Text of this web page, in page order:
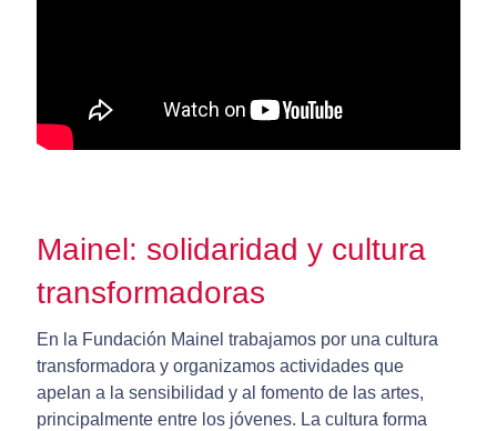
Mainel: solidaridad y cultura
transformadoras
En la Fundación Mainel trabajamos por una cultura
transformadora y organizamos actividades que
apelan a la sensibilidad y al fomento de las artes,
principalmente entre los jóvenes. La cultura forma